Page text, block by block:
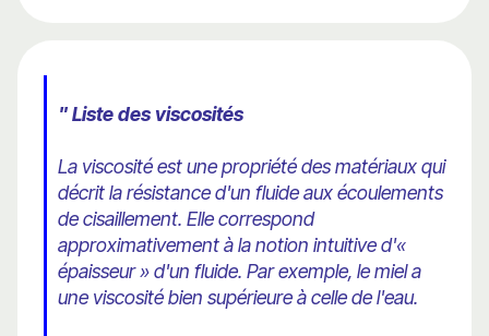
" Liste des viscosités
La viscosité est une propriété des matériaux qui
décrit la résistance d'un fluide aux écoulements
de cisaillement. Elle correspond
approximativement à la notion intuitive d'«
épaisseur » d'un fluide. Par exemple, le miel a
une viscosité bien supérieure à celle de l'eau.